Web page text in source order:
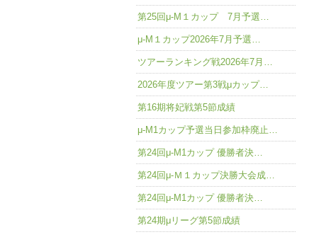
第25回μ-M１カップ 7月予選…
μ-M１カップ2026年7月予選…
ツアーランキング戦2026年7月…
2026年度ツアー第3戦μカップ…
第16期将妃戦第5節成績
μ-M1カップ予選当日参加枠廃止…
第24回μ-M1カップ 優勝者決…
第24回μ-Ｍ１カップ決勝大会成…
第24回μ-M1カップ 優勝者決…
第24期μリーグ第5節成績